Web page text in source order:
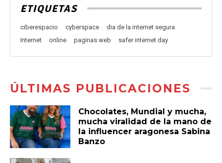
ETIQUETAS
ciberespacio cyberspace
dia de la internet segura
Internet
online paginas web safer internet day
ÚLTIMAS PUBLICACIONES
Chocolates, Mundial y mucha,
mucha viralidad de la mano de
la influencer aragonesa Sabina
Banzo